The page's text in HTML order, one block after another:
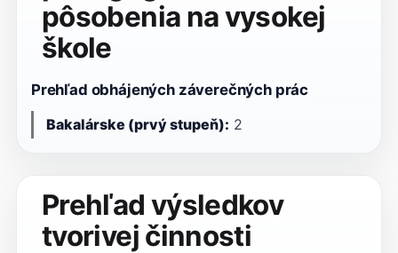
pôsobenia na vysokej
škole
Prehľad obhájených záverečných prác
Bakalárske (prvý stupeň): 2
Prehľad výsledkov
tvorivej činnosti